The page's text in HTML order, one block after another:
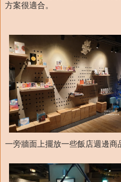
方案很適合。
一旁牆面上擺放一些飯店週邊商